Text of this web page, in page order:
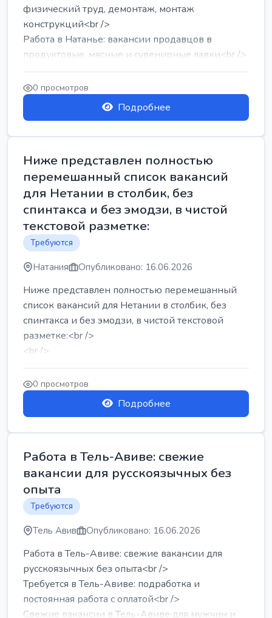
физический труд, демонтаж, монтаж
конструкций<br />
Работа в Натанье: вакансии продавцов в
продуктовые, мясные и сувенирные лавки<br />
Разнорабочий на сборку м...
0 просмотров
Подробнее
Ниже представлен полностью
перемешанный список вакансий
для Нетании в столбик, без
спинтакса и без эмодзи, в чистой
текстовой разметке:
Требуются
Натания Опубликовано: 16.06.2026
Ниже представлен полностью перемешанный
список вакансий для Нетании в столбик, без
спинтакса и без эмодзи, в чистой текстовой
разметке:<br />
<br />
Работа в Нетании на мебельном производстве:
требу...
0 просмотров
Подробнее
Работа в Тель-Авиве: свежие
вакансии для русскоязычных без
опыта
Требуются
Тель Авив Опубликовано: 16.06.2026
Работа в Тель-Авиве: свежие вакансии для
русскоязычных без опыта<br />
Требуется в Тель-Авиве: подработка и
постоянная работа с оплатой<br />
Свежие вакансии в Тель-Авиве для мужчин и